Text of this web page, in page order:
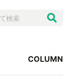
COLUMN